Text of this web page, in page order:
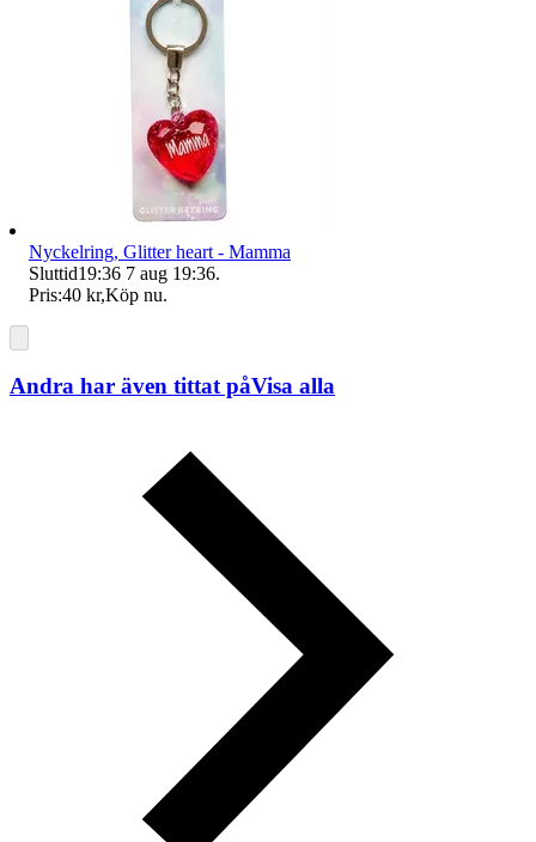
Nyckelring, Glitter heart - Mamma
Sluttid19:36 7 aug 19:36.
Pris:40 kr,Köp nu.
Andra har även tittat påVisa alla